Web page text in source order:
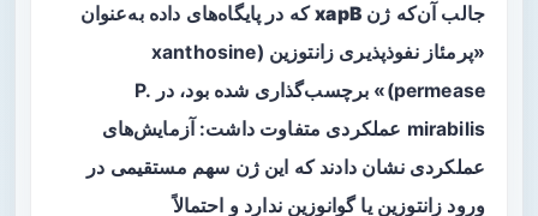
جالب آن‌که ژنxapBکه در پایگاه‌های داده به‌عنوان
«پرمئاز نفوذپذیری زانتوزین (xanthosine
permease)» برچسب‌گذاری شده بود، در P.
mirabilis عملکردی متفاوت داشت: آزمایش‌های
عملکردی نشان دادند که این ژن سهم مستقیمی در
ورود زانتوزین یا گوانوزین ندارد و احتمالاً